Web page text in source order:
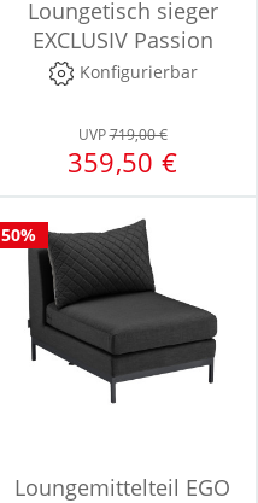
Loungetisch sieger
EXCLUSIV Passion
Konfigurierbar
UVP719,00 €
359,50 €
50%
Loungemittelteil EGO